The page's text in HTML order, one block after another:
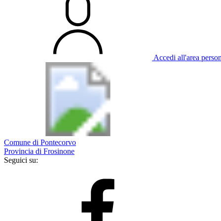
Accedi all'area
Comune di Pontecorvo
Provincia di Frosinone
Seguici su: